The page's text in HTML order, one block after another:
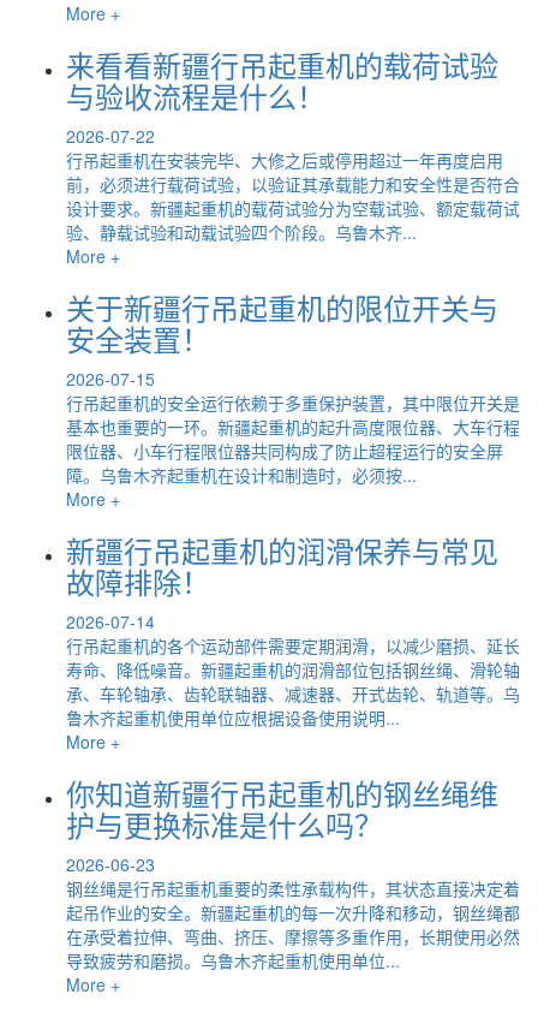
More +
来看看新疆行吊起重机的载荷试验
与验收流程是什么！
2026-07-22
行吊起重机在安装完毕、大修之后或停用超过一年再度启用
前，必须进行载荷试验，以验证其承载能力和安全性是否符合
设计要求。新疆起重机的载荷试验分为空载试验、额定载荷试
验、静载试验和动载试验四个阶段。乌鲁木齐...
More +
关于新疆行吊起重机的限位开关与
安全装置！
2026-07-15
行吊起重机的安全运行依赖于多重保护装置，其中限位开关是
基本也重要的一环。新疆起重机的起升高度限位器、大车行程
限位器、小车行程限位器共同构成了防止超程运行的安全屏
障。乌鲁木齐起重机在设计和制造时，必须按...
More +
新疆行吊起重机的润滑保养与常见
故障排除！
2026-07-14
行吊起重机的各个运动部件需要定期润滑，以减少磨损、延长
寿命、降低噪音。新疆起重机的润滑部位包括钢丝绳、滑轮轴
承、车轮轴承、齿轮联轴器、减速器、开式齿轮、轨道等。乌
鲁木齐起重机使用单位应根据设备使用说明...
More +
你知道新疆行吊起重机的钢丝绳维
护与更换标准是什么吗？
2026-06-23
钢丝绳是行吊起重机重要的柔性承载构件，其状态直接决定着
起吊作业的安全。新疆起重机的每一次升降和移动，钢丝绳都
在承受着拉伸、弯曲、挤压、摩擦等多重作用，长期使用必然
导致疲劳和磨损。乌鲁木齐起重机使用单位...
More +